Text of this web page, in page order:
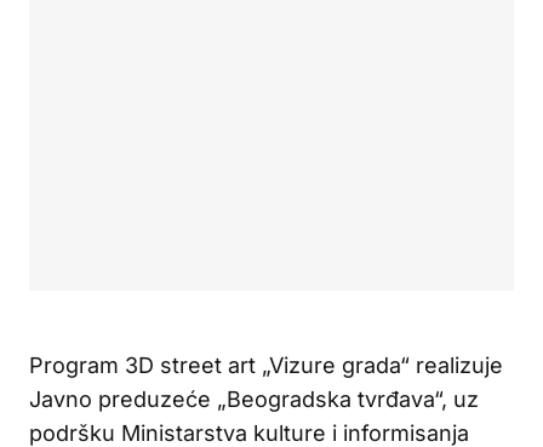
Program 3D street art „Vizure grada“ realizuje
Javno preduzeće „Beogradska tvrđava“, uz
podršku Ministarstva kulture i informisanja